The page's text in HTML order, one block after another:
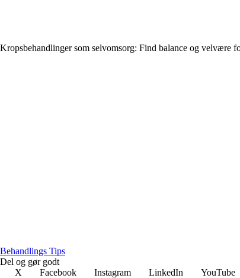
Kropsbehandlinger som selvomsorg: Find balance og velvære
Behandlings Tips
Del og gør godt
X
Facebook Instagram LinkedIn YouTube